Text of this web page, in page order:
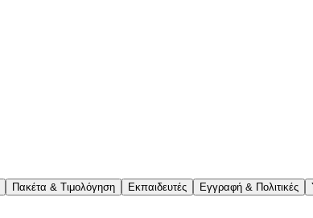
Πακέτα & Τιμολόγηση Εκπαιδευτές Εγγραφή & Πολιτικές